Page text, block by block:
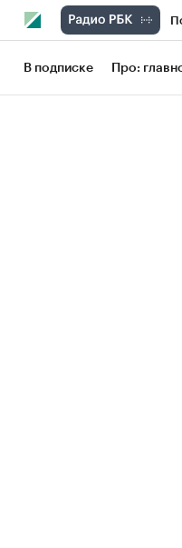
В подписке Про: